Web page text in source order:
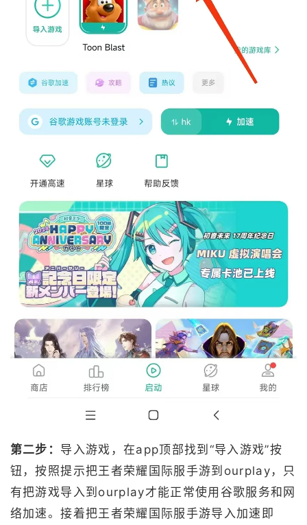
第二步： 导入游戏，在app顶部找到“导入游戏”按
钮，按照提示把王者荣耀国际服手游到ourplay，只
有把游戏导入到ourplay才能正常使用谷歌服务和网
络加速。接着把王者荣耀国际服手游导入加速即